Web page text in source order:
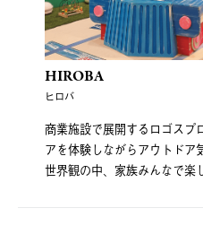
HIROBA
ヒロバ
商業施設で展開するロゴスプ
アを体験しながらアウトドア
世界観の中、家族みんなで楽